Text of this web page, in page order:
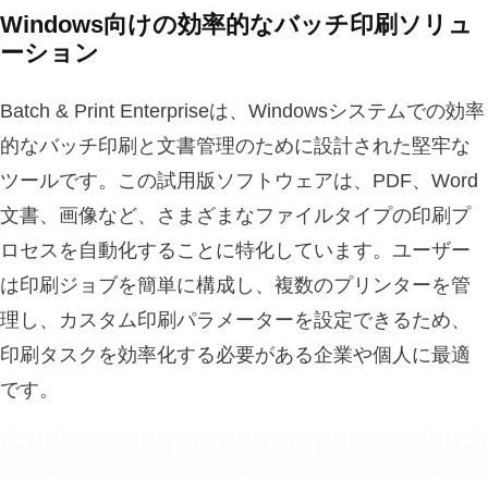
Windows向けの効率的なバッチ印刷ソリュ
ーション
Batch & Print Enterpriseは、Windowsシステムでの効率
的なバッチ印刷と文書管理のために設計された堅牢な
ツールです。この試用版ソフトウェアは、PDF、Word
文書、画像など、さまざまなファイルタイプの印刷プ
ロセスを自動化することに特化しています。ユーザー
は印刷ジョブを簡単に構成し、複数のプリンターを管
理し、カスタム印刷パラメーターを設定できるため、
印刷タスクを効率化する必要がある企業や個人に最適
です。